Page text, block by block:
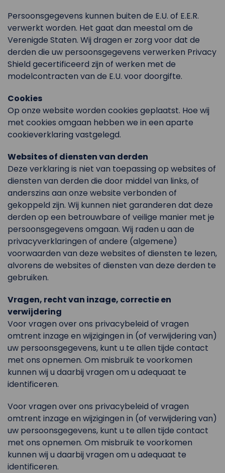
Persoonsgegevens kunnen buiten de E.U. of E.E.R.
verwerkt worden. Het gaat dan meestal om de
Verenigde Staten. Wij dragen er zorg voor dat de
derden die uw persoonsgegevens verwerken Privacy
Shield gecertificeerd zijn of werken met de
modelcontracten van de E.U. voor doorgifte.
Cookies
Op onze website worden cookies geplaatst. Hoe wij
met cookies omgaan hebben we in een aparte
cookieverklaring vastgelegd.
Websites of diensten van derden
Deze verklaring is niet van toepassing op websites of
diensten van derden die door middel van links, of
anderszins aan onze website verbonden of
gekoppeld zijn. Wij kunnen niet garanderen dat deze
derden op een betrouwbare of veilige manier met je
persoonsgegevens omgaan. Wij raden u aan de
privacyverklaringen of andere (algemene)
voorwaarden van deze websites of diensten te lezen,
alvorens de websites of diensten van deze derden te
gebruiken.
Vragen, recht van inzage, correctie en
verwijdering
Voor vragen over ons privacybeleid of vragen
omtrent inzage en wijzigingen in (of verwijdering van)
uw persoonsgegevens, kunt u te allen tijde contact
met ons opnemen. Om misbruik te voorkomen
kunnen wij u daarbij vragen om u adequaat te
identificeren.
Voor vragen over ons privacybeleid of vragen
omtrent inzage en wijzigingen in (of verwijdering van)
uw persoonsgegevens, kunt u te allen tijde contact
met ons opnemen. Om misbruik te voorkomen
kunnen wij u daarbij vragen om u adequaat te
identificeren.